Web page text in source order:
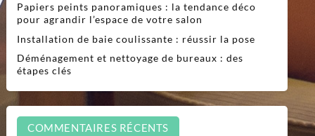
Papiers peints panoramiques : la tendance déco
pour agrandir l’espace de votre salon
Installation de baie coulissante : réussir la pose
Déménagement et nettoyage de bureaux : des
étapes clés
COMMENTAIRES RÉCENTS